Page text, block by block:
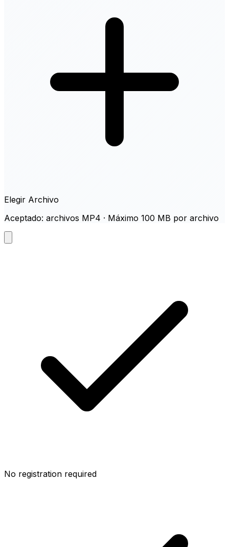
Elegir Archivo
Aceptado: archivos MP4 · Máximo 100 MB por archivo
No registration required